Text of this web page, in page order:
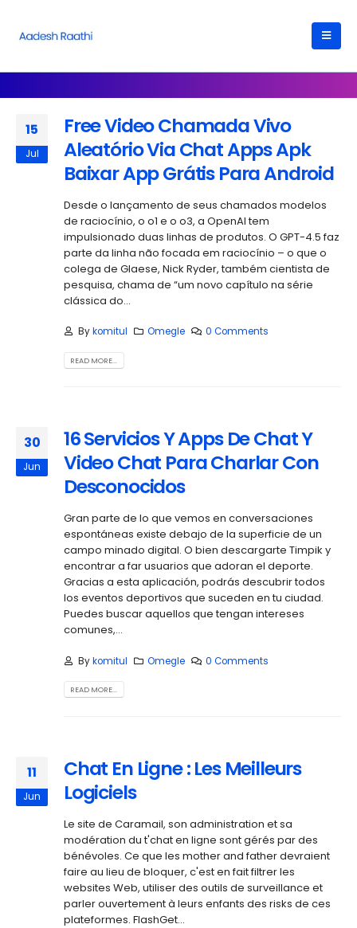
15
Jul
Free Video Chamada Vivo
Aleatório Via Chat Apps Apk
Baixar App Grátis Para Android
Desde o lançamento de seus chamados modelos
de raciocínio, o o1 e o o3, a OpenAI tem
impulsionado duas linhas de produtos. O GPT-4.5 faz
parte da linha não focada em raciocínio – o que o
colega de Glaese, Nick Ryder, também cientista de
pesquisa, chama de “um novo capítulo na série
clássica do...
Bykomitul Omegle 0 Comments
READ MORE...
30
Jun
16 Servicios Y Apps De Chat Y
Video Chat Para Charlar Con
Desconocidos
Gran parte de lo que vemos en conversaciones
espontáneas existe debajo de la superficie de un
campo minado digital. O bien descargarte Timpik y
encontrar a far usuarios que adoran el deporte.
Gracias a esta aplicación, podrás descubrir todos
los eventos deportivos que suceden en tu ciudad.
Puedes buscar aquellos que tengan intereses
comunes,...
Bykomitul Omegle 0 Comments
READ MORE...
11
Jun
Chat En Ligne : Les Meilleurs
Logiciels
Le site de Caramail, son administration et sa
modération du t'chat en ligne sont gérés par des
bénévoles. Ce que les mother and father devraient
faire au lieu de bloquer, c'est en fait filtrer les
websites Web, utiliser des outils de surveillance et
parler ouvertement à leurs enfants des risks de ces
plateformes. FlashGet...